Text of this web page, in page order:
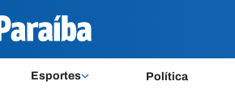
Esportes Política